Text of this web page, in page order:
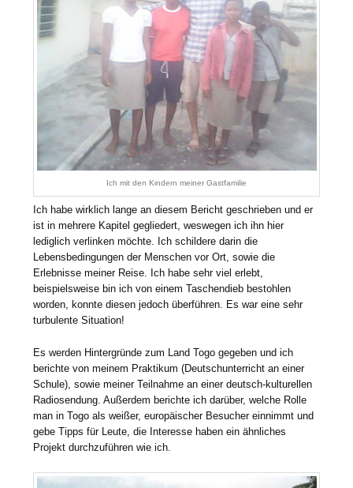
Ich mit den Kindern meiner Gastfamilie
Ich habe wirklich lange an diesem Bericht geschrieben und er
ist in mehrere Kapitel gegliedert, weswegen ich ihn hier
lediglich verlinken möchte. Ich schildere darin die
Lebensbedingungen der Menschen vor Ort, sowie die
Erlebnisse meiner Reise. Ich habe sehr viel erlebt,
beispielsweise bin ich von einem Taschendieb bestohlen
worden, konnte diesen jedoch überführen. Es war eine sehr
turbulente Situation!
Es werden Hintergründe zum Land Togo gegeben und ich
berichte von meinem Praktikum (Deutschunterricht an einer
Schule), sowie meiner Teilnahme an einer deutsch-kulturellen
Radiosendung. Außerdem berichte ich darüber, welche Rolle
man in Togo als weißer, europäischer Besucher einnimmt und
gebe Tipps für Leute, die Interesse haben ein ähnliches
Projekt durchzuführen wie ich.